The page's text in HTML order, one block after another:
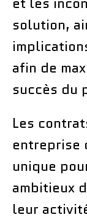
solution,
afin de
succès du
Les
entreprise
unique
ambitieux
leur